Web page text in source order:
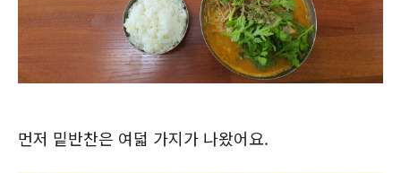
먼저 밑반찬은 여덟 가지가 나왔어요.